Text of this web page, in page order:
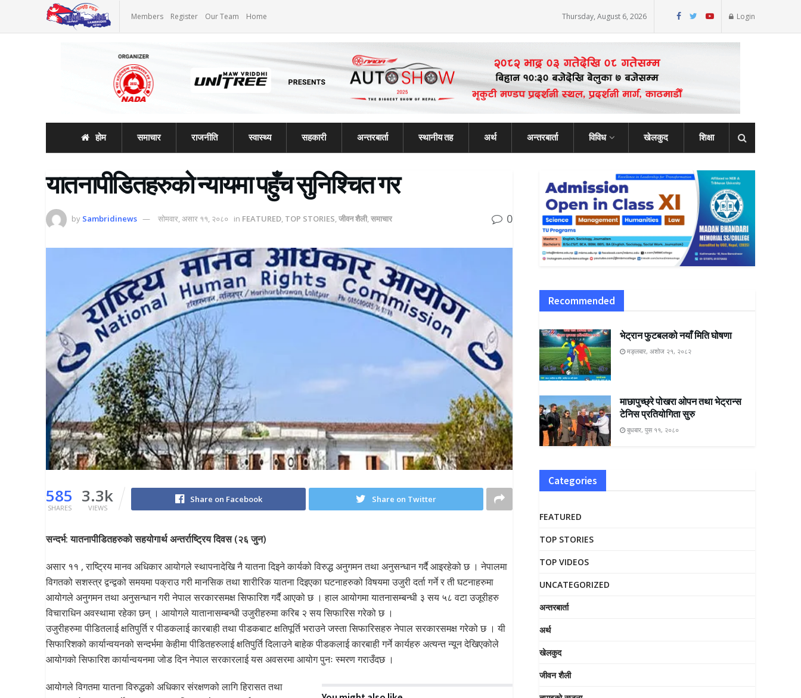
Members Register Our Team Home Thursday, August 6, 2026 Login
होम समाचार राजनीति स्वास्थ्य सहकारी अन्तरबार्ता स्थानीय तह अर्थ अन्तरबार्ता विविध खेलकुद शिक्षा
यातनापीडितहरुको न्यायमा पहुँच सुनिश्चित गर
by Sambridinews सोमवार, असार ११, २०८० in FEATURED, TOP STORIES,जीवन शैली,समाचार 0
585
SHARES
3.3k
VIEWS
Share on Facebook Share on Twitter
सन्दर्भ: यातनापीडितहरुको सहयोगार्थ अन्तर्राष्ट्रिय दिवस (२६ जुन)
असार ११ , राष्ट्रिय मानव अधिकार आयोगले स्थापनादेखि नै यातना दिइने कार्यको विरुद्ध अनुगमन तथा अनुसन्धान गर्दै आइरहेको छ । नेपालमा
विगतको सशस्त्र द्वन्द्वको समयमा पक्राउ गरी मानसिक तथा शारीरिक यातना दिइएका घटनाहरुको विषयमा उजुरी दर्ता गर्ने र ती घटनाहरुमा
आयोगले अनुगमन तथा अनुसन्धान गरी नेपाल सरकारसमक्ष सिफारिश गर्दै आएको छ । हाल आयोगमा यातनासम्बन्धी ३ सय ५८ वटा उजूरीहरु
विचाराधिन अवस्थामा रहेका छन् । आयोगले यातानासम्बन्धी उजुरीहरुमा करिब २ सय सिफारिस गरेको छ ।
उजुरीहरुमा पीडितलाई क्षतिपुर्ति र पीडकलाई कारबाही तथा पीडकबाट क्षतिपूर्ति भराउने जस्ता सिफारिसहरु नेपाल सरकारसमक्ष गरेको छ । यी
सिफारिशको कार्यान्वयनको सन्दर्भमा केहीमा पीडितहरुलाई क्षतिपुर्ति दिलाउने बाहेक पीडकलाई कारबाही गर्ने कार्यहरु अत्यन्त न्यून देखिएकोले
आयोगको सिफारिश कार्यान्वयनमा जोड दिन नेपाल सरकारलाई यस अवसरमा आयोग पुनः स्मरण गराउँदछ ।
आयोगले विगतमा यातना विरुद्धको अधिकार संरक्षणको लागि हिरासत तथा
Recommended
भेट्रान फुटबलको नयाँ मिति घोषणा
मङ्लबार, अशोज २१, २०८२
माछापुच्छ्रे पोखरा ओपन तथा भेट्रान्स
टेनिस प्रतियोगिता सुरु
बुधबार, पुस ११, २०८०
Categories
FEATURED
TOP STORIES
TOP VIDEOS
UNCATEGORIZED
अन्तरबार्ता
अर्थ
खेलकुद
जीवन शैली